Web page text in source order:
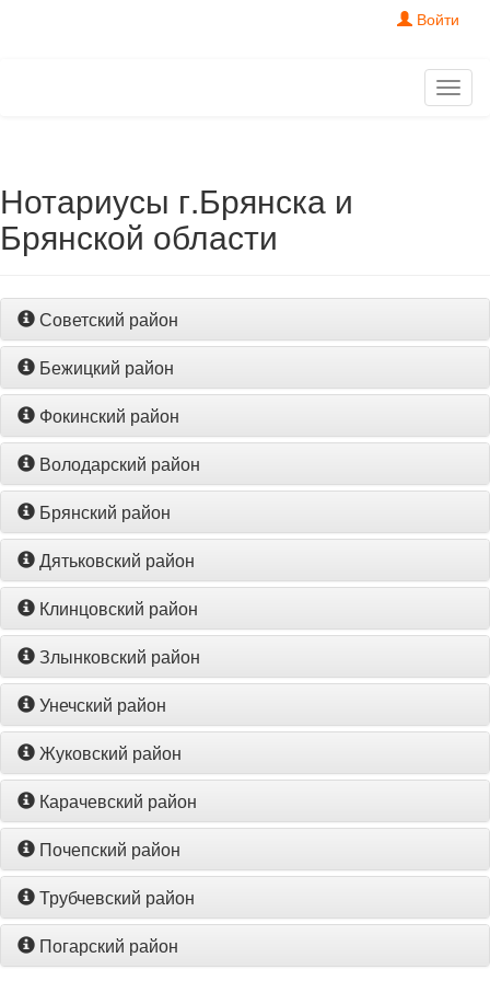
Войти
Нотариусы г.Брянска и
Брянской области
Советский район
Бежицкий район
Фокинский район
Володарский район
Брянский район
Дятьковский район
Клинцовский район
Злынковский район
Унечский район
Жуковский район
Карачевский район
Почепский район
Трубчевский район
Погарский район